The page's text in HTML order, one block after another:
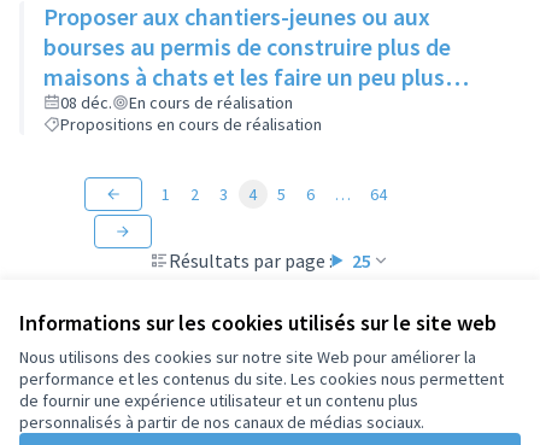
Informations sur les cookies utilisés sur le site web
Nous utilisons des cookies sur notre site Web pour améliorer la
performance et les contenus du site. Les cookies nous permettent
de fournir une expérience utilisateur et un contenu plus
personnalisés à partir de nos canaux de médias sociaux.
Proposer aux chantiers-jeunes ou aux
bourses au permis de construire plus de
maisons à chats et les faire un peu plus
grandes que celles existantes
08 déc.
En cours de réalisation
Propositions en cours de réalisation
Résultats par page : 25
1 2 3 4 5 6 … 64
Conditions d'utilisation
Paramètres des cookies